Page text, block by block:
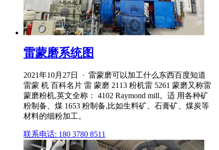
雷蒙磨系统图
2021年10月27日 · 雷蒙磨可以加工什么东西百度知道
雷蒙 机 百科名片 雷 蒙磨 2113 粉机雷 5261 蒙磨又称雷
蒙磨粉机,英文全称： 4102 Raymond mill。适 用各种矿
粉制备、煤 1653 粉制备,比如生料矿、石膏矿、煤炭等
材料的细粉加工。
联系电话: 180 3780 8511